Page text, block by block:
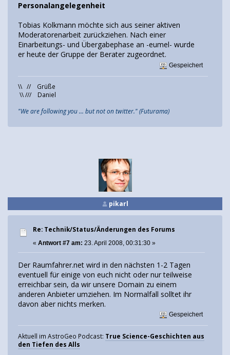
Personalangelegenheit
Tobias Kolkmann möchte sich aus seiner aktiven
Moderatorenarbeit zurückziehen. Nach einer
Einarbeitungs- und Übergabephase an -eumel- wurde
er heute der Gruppe der Berater zugeordnet.
Gespeichert
\\ // Grüße
\\ /// Daniel
"We are following you ... but not on twitter." (Futurama)
pikarl
Re: Technik/Status/Änderungen des Forums
« Antwort #7 am: 23. April 2008, 00:31:30 »
Der Raumfahrer.net wird in den nächsten 1-2 Tagen
eventuell für einige von euch nicht oder nur teilweise
erreichbar sein, da wir unsere Domain zu einem
anderen Anbieter umziehen. Im Normalfall solltet ihr
davon aber nichts merken.
Gespeichert
Aktuell im AstroGeo Podcast: True Science-Geschichten aus
den Tiefen des Alls